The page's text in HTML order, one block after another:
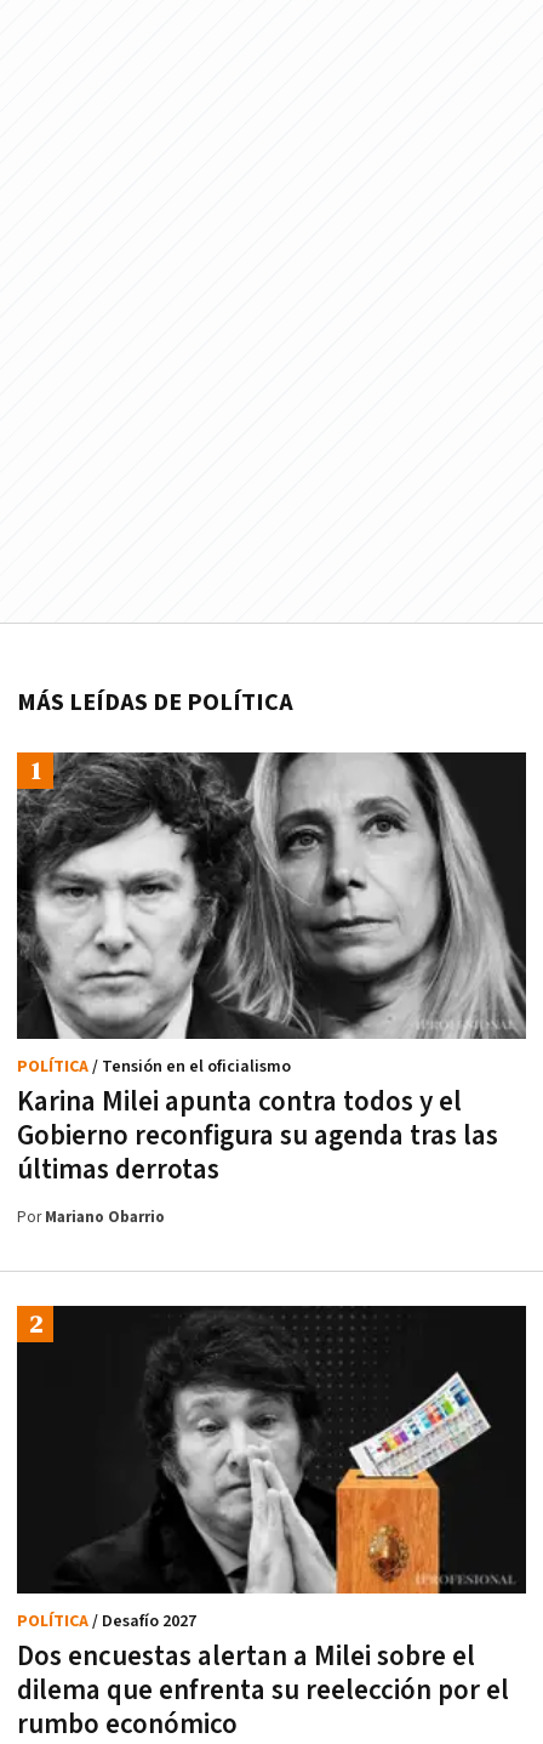
MÁS LEÍDAS DE POLÍTICA
Karina Milei apunta contra todos y el
Gobierno reconfigura su agenda tras las
últimas derrotas
POLÍTICA/ Tensión en el oficialismo
PorMariano Obarrio
Dos encuestas alertan a Milei sobre el
dilema que enfrenta su reelección por el
rumbo económico
POLÍTICA/ Desafío 2027